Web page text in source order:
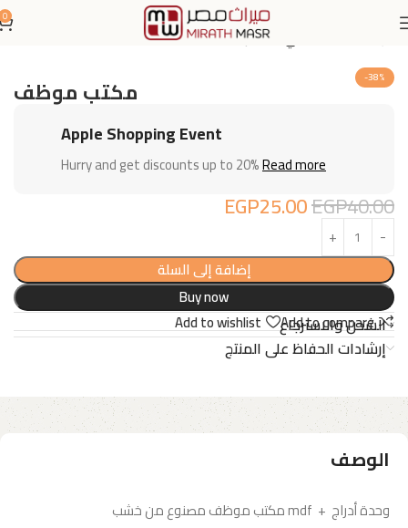
0
مكاتب
-38% مكتب موظف
Apple Shopping Event
Hurry and get discounts up to 20%Read more
EGP40.00
EGP25.00
إضافة إلى السلة
Buy now
Add to compare
Add to wishlist
الشحن والاسترجاع
إرشادات الحفاظ على المنتج
الوصف
وحدة أدراج + mdf مكتب موظف مصنوع من خشب